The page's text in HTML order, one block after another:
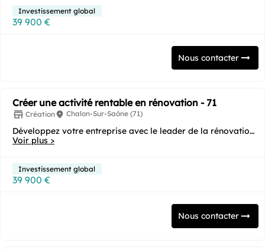
Investissement global
39 900 €
Nous contacter
Créer une activité rentable en rénovation - 71
Création Chalon-Sur-Saône (71)
Développez votre entreprise avec le leader de la rénovation
Voir plus >
Investissement global
39 900 €
Nous contacter